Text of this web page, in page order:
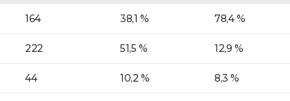
164 38,1 % 78,4 %
222 51,5 % 12,9 %
44 10,2 % 8,3 %